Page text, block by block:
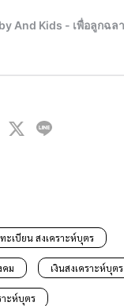
ะเบียน สงเคราะห์บุตร
คม เงินสงเคราะห์บุตร
าะห์บุตร